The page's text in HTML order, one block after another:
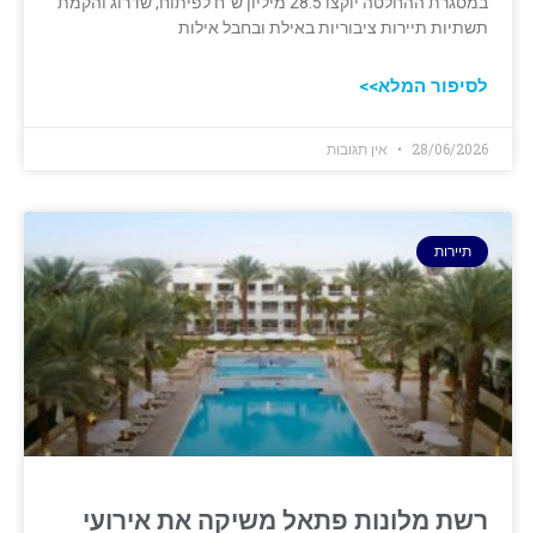
תשתיות תיירות ציבוריות באילת ובחבל אילות
לסיפור המלא>>
28/06/2026 אין תגובות
תיירות
רשת מלונות פתאל משיקה את אירועי